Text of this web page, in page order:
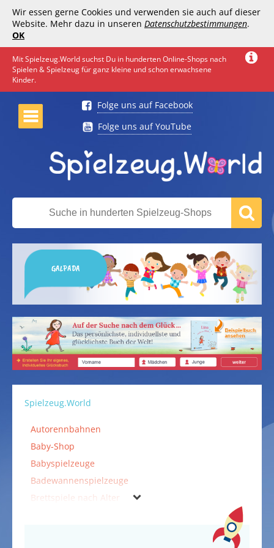
Wir essen gerne Cookies und verwenden sie auch auf dieser
Website. Mehr dazu in unseren Datenschutzbestimmungen.
OK
Mit Spielzeug.World suchst Du in hunderten Online-Shops nach
Spielen & Spielzeug für ganz kleine und schon erwachsene
Kinder.
Folge uns auf Facebook
Folge uns auf YouTube
GALPADA
Spielzeug.World
Autorennbahnen
Baby-Shop
Babyspielzeuge
Badewannenspielzeuge
Brettspiele nach Alter